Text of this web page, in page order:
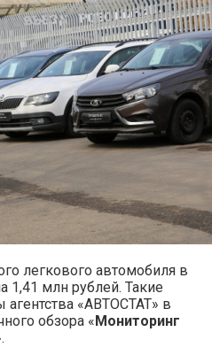
легкового автомобиля в
1,41 млн рублей. Такие
«АВТОСТАТ» в
обзора «Мониторинг